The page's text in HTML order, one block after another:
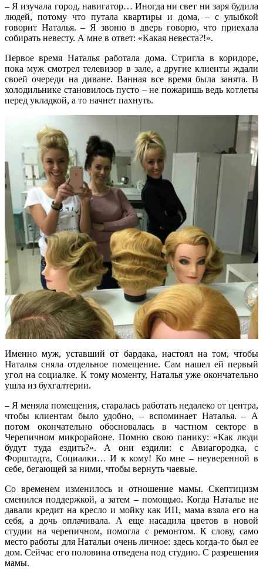
– Я изучала город, навигатор… Иногда ни свет ни заря будила
людей, потому что путала квартиры и дома, – с улыбкой
говорит Наталья. – Я звоню в дверь говорю, что приехала
собирать невесту. А мне в ответ: «Какая невеста?!».
Первое время Наталья работала дома. Стригла в коридоре,
пока муж смотрел телевизор в зале, а другие клиенты ждали
своей очереди на диване. Ванная все время была занята. В
холодильнике становилось пусто – не пожаришь ведь котлеты
перед укладкой, а то начнет пахнуть.
Именно муж, уставший от бардака, настоял на том, чтобы
Наталья сняла отдельное помещение. Сам нашел ей первый
угол на социалке. К тому моменту, Наталья уже окончательно
ушла из бухгалтерии.
– Я меняла помещения, старалась работать недалеко от центра,
чтобы клиентам было удобно, – вспоминает Наталья. – А
потом окончательно обосновалась в частном секторе в
Черепичном микрорайоне. Помню свою панику: «Как люди
будут туда ездить?». А они ездили: с Авиагородка, с
Форштадта, Социалки… И к кому! Ко мне – неуверенной в
себе, бегающей за ними, чтобы вернуть чаевые.
Со временем изменилось и отношение мамы. Скептицизм
сменился поддержкой, а затем – помощью. Когда Наталье не
давали кредит на кресло и мойку как ИП, мама взяла его на
себя, а дочь оплачивала. А еще насадила цветов в новой
студии на черепичном, помогла с ремонтом. К слову, само
место работы для Натальи очень личное: здесь когда-то был ее
дом. Сейчас его половина отведена под студию. С разрешения
мамы.